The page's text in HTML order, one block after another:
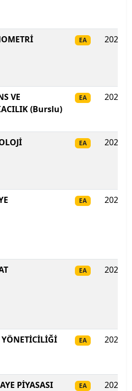
Cerrahpaşa
Üniversitesi
Yerleşkesi
Y.O.
Enstitüsü
EA 2025
VE
(Burslu)
EA 2025
EA 2025
EA 2025
EA 2025
YÖNETİCİLİĞİ EA 2025
PİYASASI EA 2025